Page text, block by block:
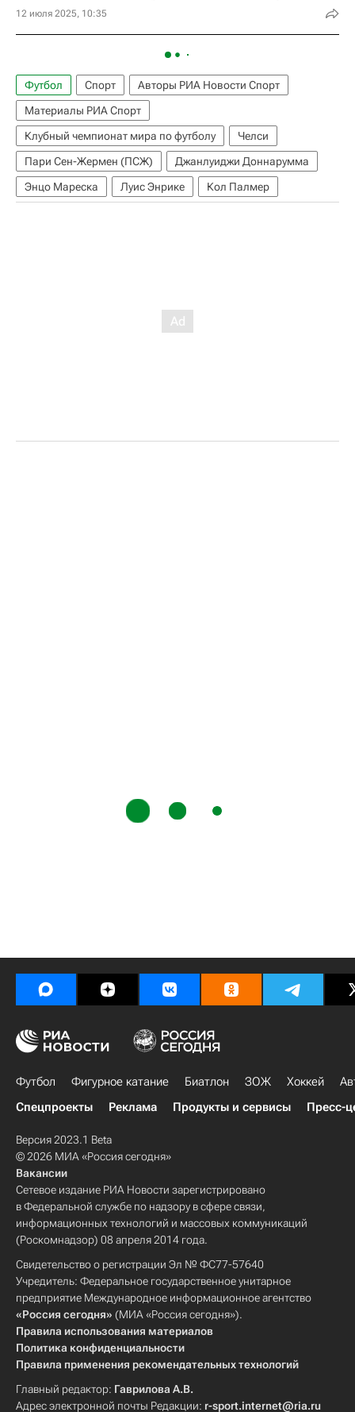
12 июля 2025, 10:35
Футбол Спорт
Авторы РИА Новости Спорт
Материалы РИА Спорт
Клубный чемпионат мира по футболу
Челси
Пари Сен-Жермен (ПСЖ)
Джанлуиджи Доннарумма
Энцо Мареска
Луис Энрике Кол Палмер
Футбол Фигурное катание Биатлон ЗОЖ Хоккей
Спецпроекты
Реклама Продукты и сервисы Пресс-
Версия 2023.1 Beta
© 2026 МИА «Россия сегодня»
Вакансии
Сетевое издание РИА Новости зарегистрировано
в Федеральной службе по надзору в сфере связи,
информационных технологий и массовых коммуникаций
(Роскомнадзор) 08 апреля 2014 года.
Свидетельство о регистрации Эл № ФС77-57640
Учредитель: Федеральное государственное унитарное
предприятие Международное информационное агентство
«Россия сегодня» (МИА «Россия сегодня»).
Правила использования материалов
Политика конфиденциальности
Правила применения рекомендательных технологий
Главный редактор: Гаврилова А.В.
Адрес электронной почты Редакции: r-sport.internet@ria.ru